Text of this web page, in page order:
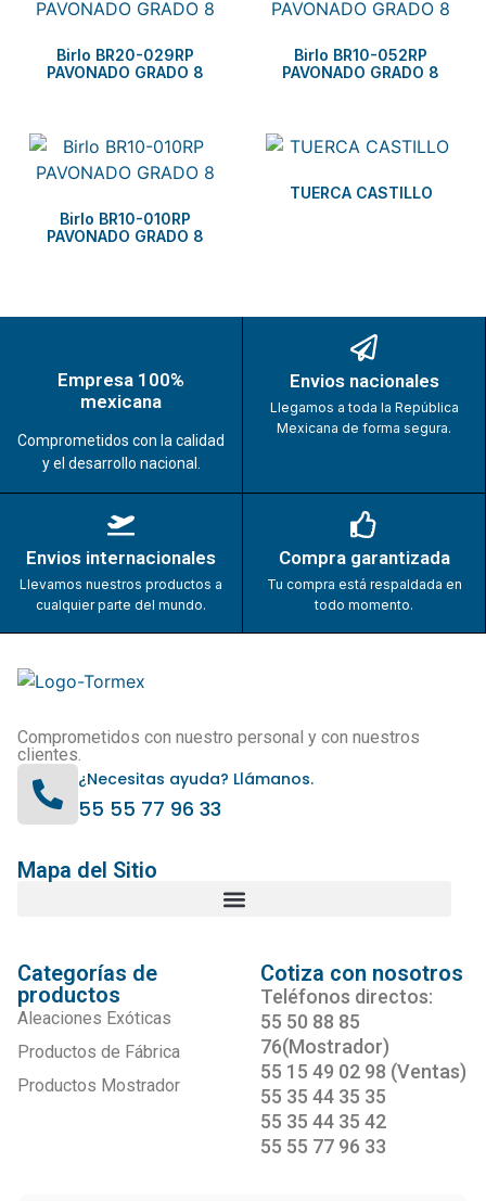
Birlo BR20-029RP
PAVONADO GRADO 8
Birlo BR10-052RP
PAVONADO GRADO 8
Birlo BR10-010RP
PAVONADO GRADO 8
TUERCA CASTILLO
Empresa 100%
mexicana
Comprometidos con la calidad
y el desarrollo nacional.
Envios nacionales
Llegamos a toda la República
Mexicana de forma segura.
Envios internacionales
Llevamos nuestros productos a
cualquier parte del mundo.
Compra garantizada
Tu compra está respaldada en
todo momento.
Comprometidos con nuestro personal y con nuestros
clientes.
¿Necesitas ayuda? Llámanos.
55 55 77 96 33
Mapa del Sitio
Categorías de
productos
Aleaciones Exóticas
Productos de Fábrica
Productos Mostrador
Cotiza con nosotros
Teléfonos directos:
55 50 88 85
76(Mostrador)
55 15 49 02 98 (Ventas)
55 35 44 35 35
55 35 44 35 42
55 55 77 96 33